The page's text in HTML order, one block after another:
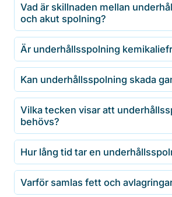
Vad är skillnaden mellan
och akut spolning?
Är underhållsspolning
Kan underhållsspolning skada
Vilka tecken visar att
behövs?
Hur lång tid tar en
Varför samlas fett och